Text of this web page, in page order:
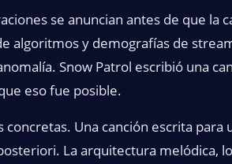
se anuncian antes de que la
algoritmos y demografías de
Snow Patrol escribió una
eso fue posible.
concretas. Una canción escrita para
La arquitectura melódica,